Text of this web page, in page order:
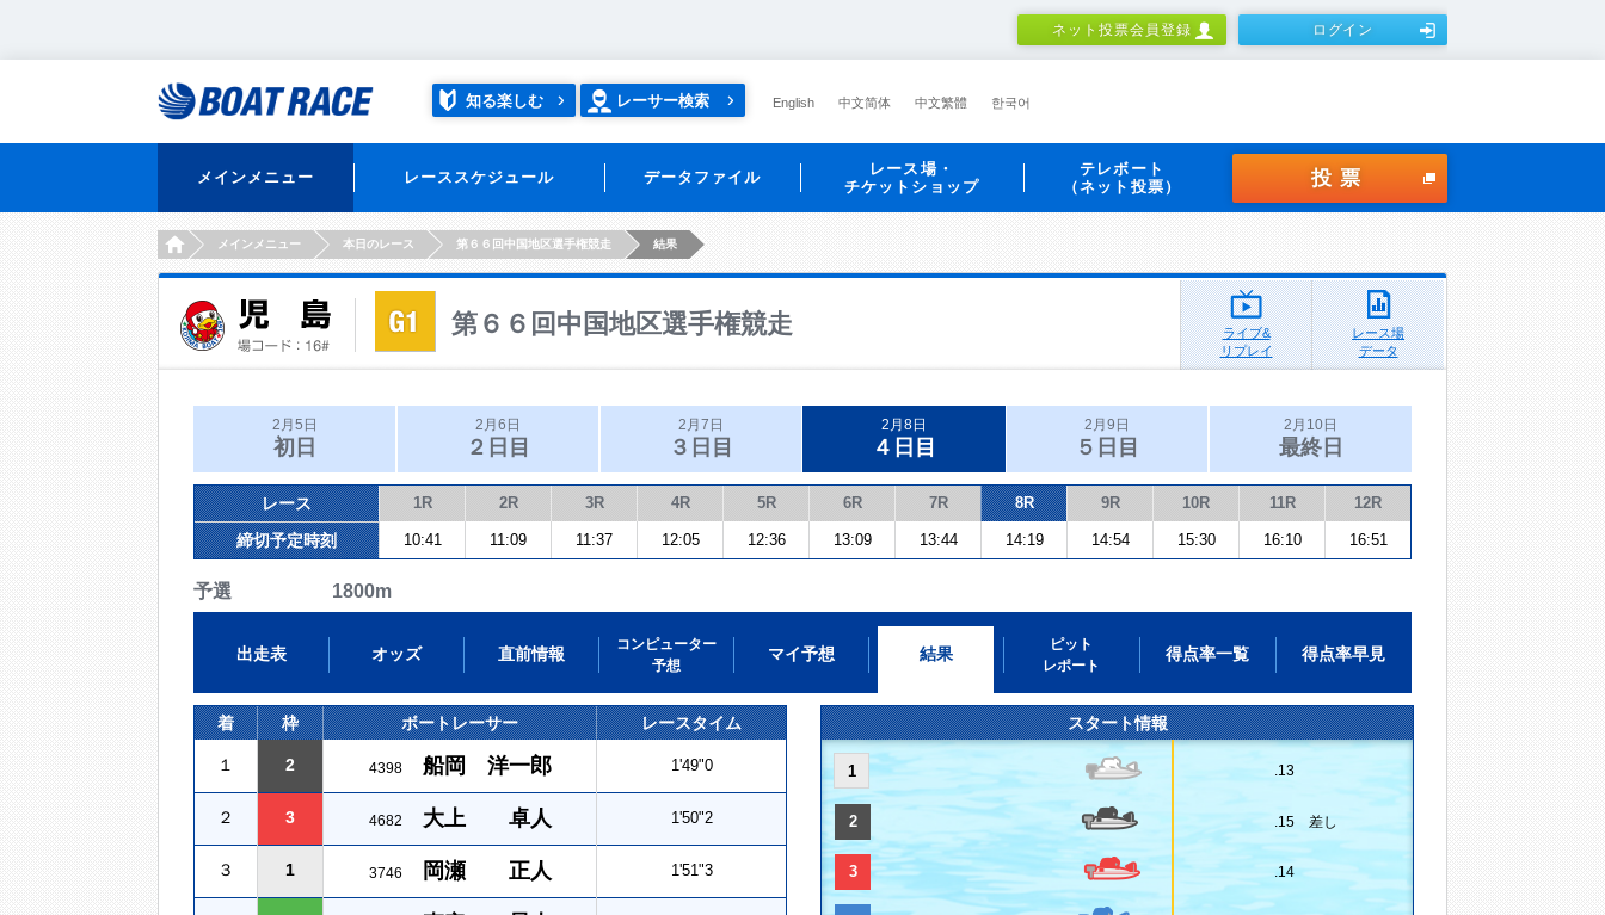
ネット投票会員登録 ログイン
知る楽しむ レーサー検索 English 中文简体 中文繁體 한국어
メインメニュー レーススケジュール データファイル
レース場・
チケットショップ
テレボート
（ネット投票）
投票
HOMEメインメニュー 本日のレース 第６６回中国地区選手権競走 結果
第６６回中国地区選手権競走
ライブ&
リプレイ
レース場
データ
2月5日
初日
2月6日
２日目
2月7日
３日目
2月8日
４日目
2月9日
５日目
2月10日
最終日
レース 1R 2R 3R 4R 5R 6R 7R 8R 9R 10R 11R 12R
締切予定時刻 10:41 11:09 11:37 12:05 12:36 13:09 13:44 14:19 14:54 15:30 16:10 16:51
予選 1800m
出走表 オッズ 直前情報
コンピューター
予想
マイ予想 結果
ピット
レポート
得点率一覧 得点率早見
着 枠 ボートレーサー レースタイム
１ 2 4398 船岡 洋一郎 1'49"0
２ 3 4682 大上 卓人 1'50"2
３ 1 3746 岡瀬 正人 1'51"3
スタート情報
1 .13
2 .15 差し
3 .14